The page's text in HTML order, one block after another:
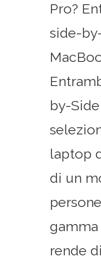
Pro?
side-
by-
laptop
di un
rende